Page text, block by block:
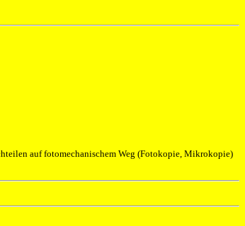
auf fotomechanischem Weg (Fotokopie, Mikrokopie)